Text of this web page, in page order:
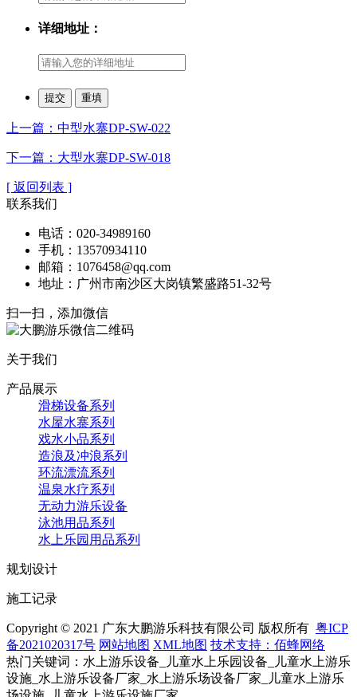
详细地址：
上一篇：中型水寨DP-SW-022
下一篇：大型水寨DP-SW-018
[ 返回列表 ]
联系我们
电话：020-34989160
手机：13570934110
邮箱：1076458@qq.com
地址：广州市南沙区大岗镇繁盛路51-32号
扫一扫，添加微信
关于我们
产品展示
滑梯设备系列
水屋水寨系列
戏水小品系列
造浪及冲浪系列
环流漂流系列
温泉水疗系列
无动力游乐设备
泳池用品系列
水上乐园用品系列
规划设计
施工记录
Copyright © 2021 广东大鹏游乐科技有限公司 版权所有 粤ICP
备2021020317号 网站地图 XML地图 技术支持：佰蜂网络
热门关键词：水上游乐设备_儿童水上乐园设备_儿童水上游乐
设施_水上游乐设备厂家_水上游乐场设备厂家_儿童水上游乐